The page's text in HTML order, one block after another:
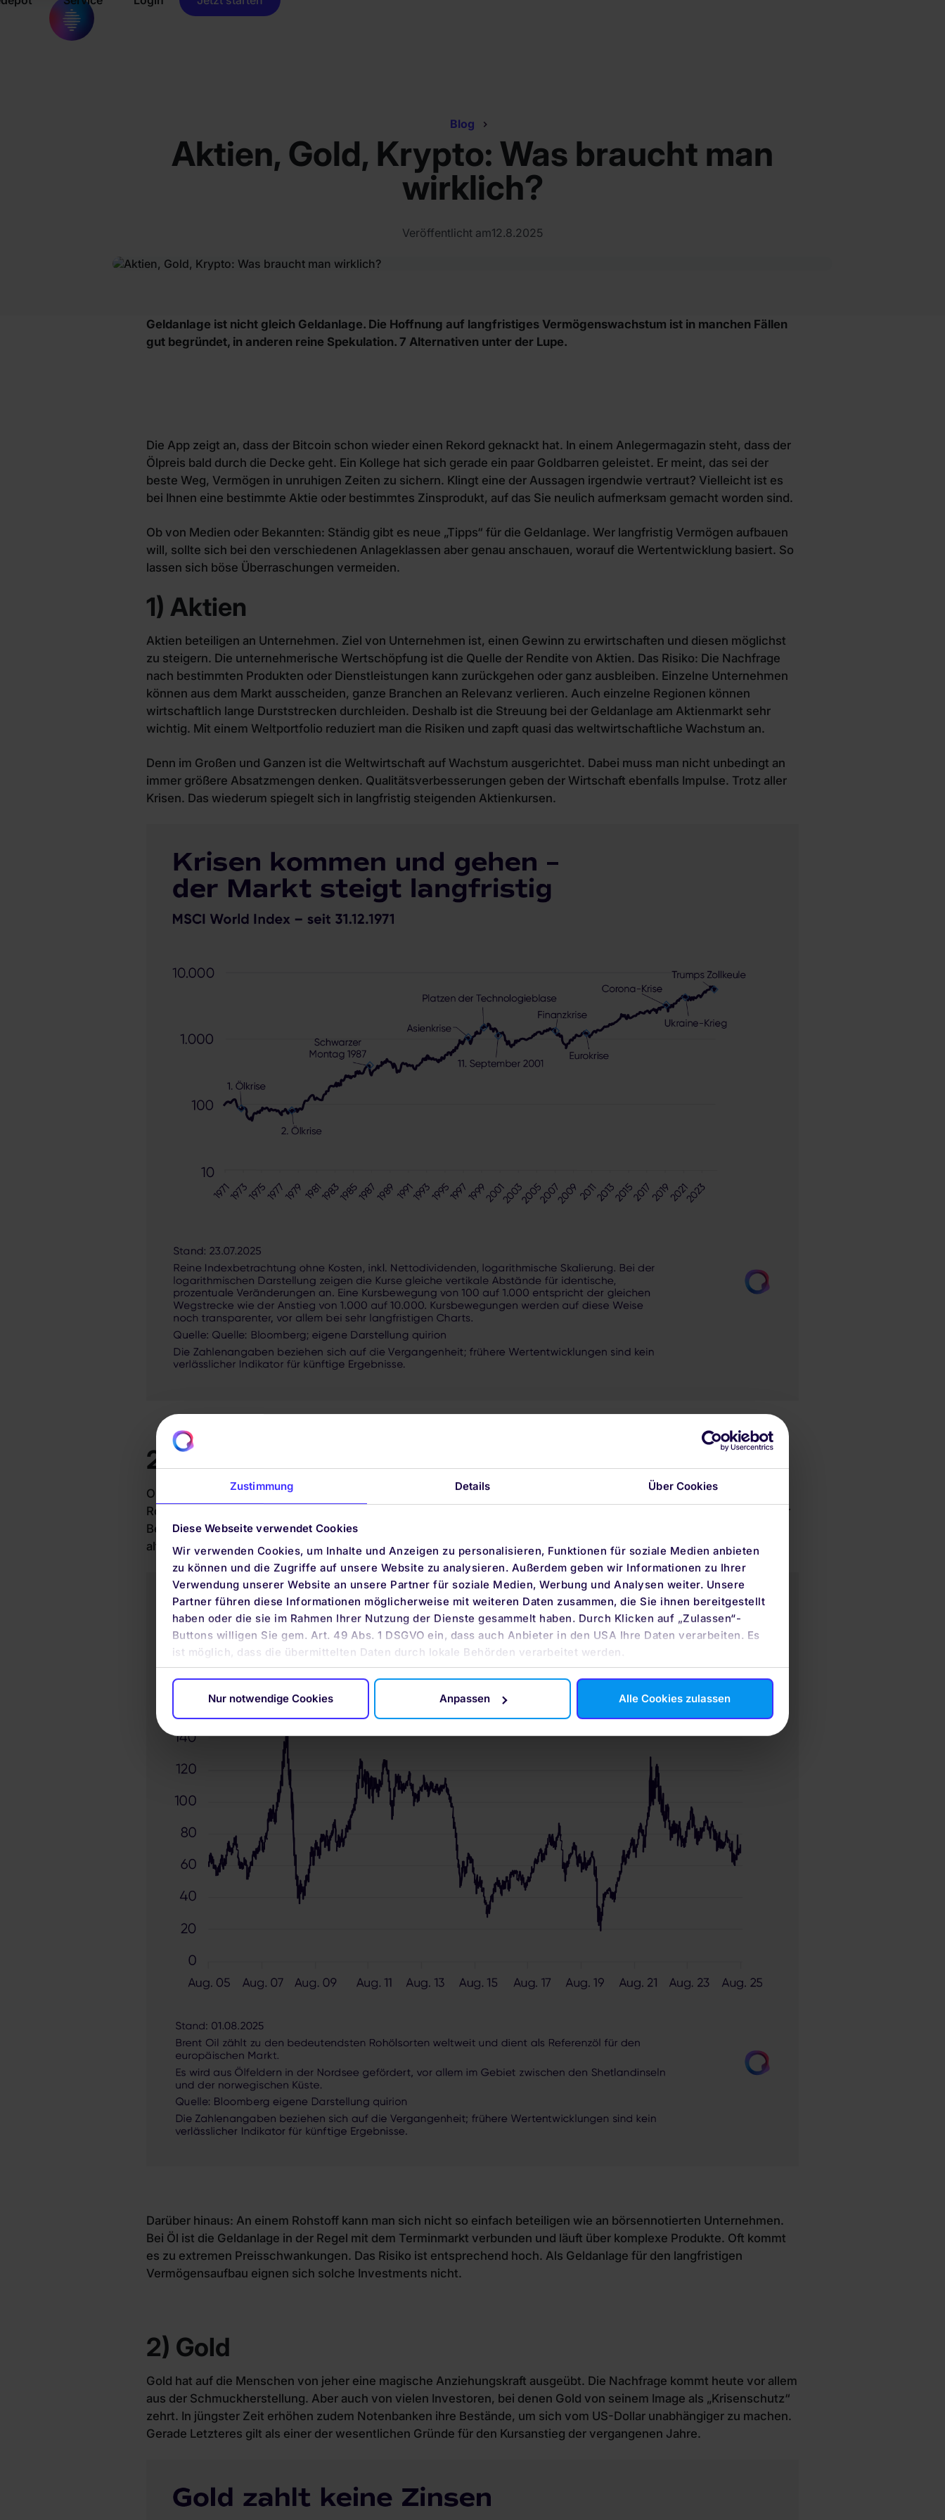
Zustimmung Details Über Cookies
Diese Webseite verwendet Cookies
Wir verwenden Cookies, um Inhalte und Anzeigen zu personalisieren, Funktionen für soziale Medien anbieten
zu können und die Zugriffe auf unsere Website zu analysieren. Außerdem geben wir Informationen zu Ihrer
Verwendung unserer Website an unsere Partner für soziale Medien, Werbung und Analysen weiter. Unsere
Partner führen diese Informationen möglicherweise mit weiteren Daten zusammen, die Sie ihnen bereitgestellt
haben oder die sie im Rahmen Ihrer Nutzung der Dienste gesammelt haben. Durch Klicken auf „Zulassen“-
Buttons willigen Sie gem. Art. 49 Abs. 1 DSGVO ein, dass auch Anbieter in den USA Ihre Daten verarbeiten. Es
ist möglich, dass die übermittelten Daten durch lokale Behörden verarbeitet werden.
Nur notwendige Cookies Anpassen Alle Cookies zulassen
Blog
Aktien, Gold, Krypto: Was braucht man
wirklich?
Veröffentlicht am12.8.2025
Geldanlage ist nicht gleich Geldanlage. Die Hoffnung auf langfristiges Vermögenswachstum ist in manchen Fällen
gut begründet, in anderen reine Spekulation. 7 Alternativen unter der Lupe.
Die App zeigt an, dass der Bitcoin schon wieder einen Rekord geknackt hat. In einem Anlegermagazin steht, dass der
Ölpreis bald durch die Decke geht. Ein Kollege hat sich gerade ein paar Goldbarren geleistet. Er meint, das sei der
beste Weg, Vermögen in unruhigen Zeiten zu sichern. Klingt eine der Aussagen irgendwie vertraut? Vielleicht ist es
bei Ihnen eine bestimmte Aktie oder bestimmtes Zinsprodukt, auf das Sie neulich aufmerksam gemacht worden sind.
Ob von Medien oder Bekannten: Ständig gibt es neue „Tipps“ für die Geldanlage. Wer langfristig Vermögen aufbauen
will, sollte sich bei den verschiedenen Anlageklassen aber genau anschauen, worauf die Wertentwicklung basiert. So
lassen sich böse Überraschungen vermeiden.
1) Aktien
Aktien beteiligen an Unternehmen. Ziel von Unternehmen ist, einen Gewinn zu erwirtschaften und diesen möglichst
zu steigern. Die unternehmerische Wertschöpfung ist die Quelle der Rendite von Aktien. Das Risiko: Die Nachfrage
nach bestimmten Produkten oder Dienstleistungen kann zurückgehen oder ganz ausbleiben. Einzelne Unternehmen
können aus dem Markt ausscheiden, ganze Branchen an Relevanz verlieren. Auch einzelne Regionen können
wirtschaftlich lange Durststrecken durchleiden. Deshalb ist die Streuung bei der Geldanlage am Aktienmarkt sehr
wichtig. Mit einem Weltportfolio reduziert man die Risiken und zapft quasi das weltwirtschaftliche Wachstum an.
Denn im Großen und Ganzen ist die Weltwirtschaft auf Wachstum ausgerichtet. Dabei muss man nicht unbedingt an
immer größere Absatzmengen denken. Qualitätsverbesserungen geben der Wirtschaft ebenfalls Impulse. Trotz aller
Krisen. Das wiederum spiegelt sich in langfristig steigenden Aktienkursen.
2) Rohstoffe
Ob Metalle wie Kupfer oder Energieträger wie Öl: Die Industrie ist auf Rohstoffe angewiesen. Allerdings ist bei
Rohstoffen die Wertschöpfung nicht „eingebaut“ wie bei Aktien. Denkbar und durchaus wünschenswert ist, dass der
Bedarf an einzelnen Rohstoffen abnimmt – bei Öl zum Beispiel durch energieeffizientere Technologien oder durch
alternative Energien. Eine Wachstumslogik wie bei der Wirtschaft insgesamt gibt es bei Rohstoffen nicht.
Darüber hinaus: An einem Rohstoff kann man sich nicht so einfach beteiligen wie an börsennotierten Unternehmen.
Bei Öl ist die Geldanlage in der Regel mit dem Terminmarkt verbunden und läuft über komplexe Produkte. Oft kommt
es zu extremen Preisschwankungen. Das Risiko ist entsprechend hoch. Als Geldanlage für den langfristigen
Vermögensaufbau eignen sich solche Investments nicht.
2) Gold
Gold hat auf die Menschen von jeher eine magische Anziehungskraft ausgeübt. Die Nachfrage kommt heute vor allem
aus der Schmuckherstellung. Aber auch von vielen Investoren, bei denen Gold von seinem Image als „Krisenschutz“
zehrt. In jüngster Zeit erhöhen zudem Notenbanken ihre Bestände, um sich vom US-Dollar unabhängiger zu machen.
Gerade Letzteres gilt als einer der wesentlichen Gründe für den Kursanstieg der vergangenen Jahre.